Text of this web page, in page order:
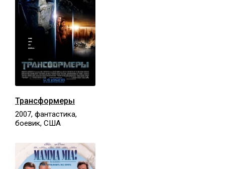
Трансформеры
2007, фантастика,
боевик, США